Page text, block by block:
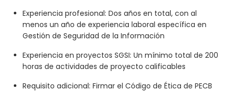
Experiencia profesional: Dos años en total, con al
menos un año de experiencia laboral específica en
Gestión de Seguridad de la Información
Experiencia en proyectos SGSI: Un mínimo total de 200
horas de actividades de proyecto calificables
Requisito adicional: Firmar el Código de Ética de PECB